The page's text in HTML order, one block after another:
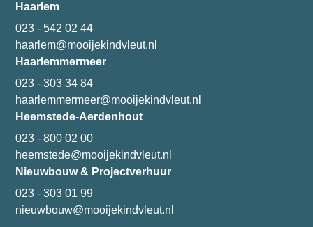
Haarlem
023 - 542 02 44
haarlem@mooijekindvleut.nl
Haarlemmermeer
023 - 303 34 84
haarlemmermeer@mooijekindvleut.nl
Heemstede-Aerdenhout
023 - 800 02 00
heemstede@mooijekindvleut.nl
Nieuwbouw & Projectverhuur
023 - 303 01 99
nieuwbouw@mooijekindvleut.nl